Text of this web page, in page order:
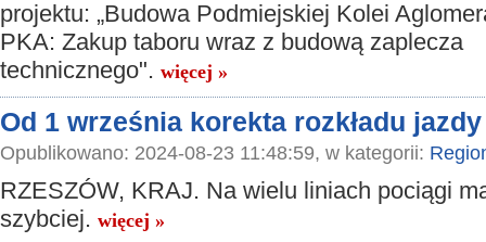
projektu: „Budowa Podmiejskiej Kolei
PKA: Zakup taboru wraz z budową zaplecza
technicznego". więcej »
Od 1 września korekta rozkładu
Opublikowano: 2024-08-23 11:48:59, w kategorii:
RZESZÓW, KRAJ. Na wielu liniach pociągi
szybciej. więcej »